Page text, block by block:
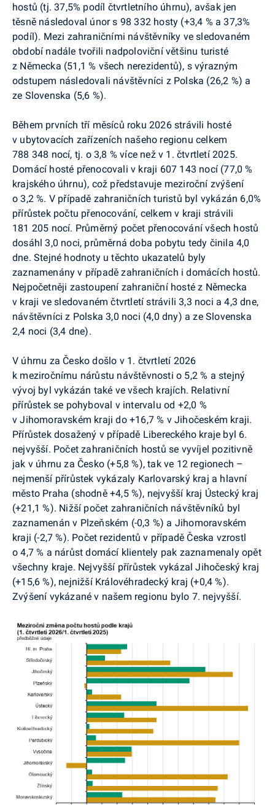
hostů (tj. 37,5% podíl čtvrtletního úhrnu), avšak jen
těsně následoval únor s 98 332 hosty (+3,4 % a 37,3%
podíl). Mezi zahraničními návštěvníky ve sledovaném
období nadále tvořili nadpoloviční většinu turisté
z Německa (51,1 % všech nerezidentů), s výrazným
odstupem následovali návštěvníci z Polska (26,2 %) a
ze Slovenska (5,6 %).
Během prvních tří měsíců roku 2026 strávili hosté
v ubytovacích zařízeních našeho regionu celkem
788 348 nocí, tj. o 3,8 % více než v 1. čtvrtletí 2025.
Domácí hosté přenocovali v kraji 607 143 nocí (77,0 %
krajského úhrnu), což představuje meziroční zvýšení
o 3,2 %. V případě zahraničních turistů byl vykázán 6,0%
přírůstek počtu přenocování, celkem v kraji strávili
181 205 nocí. Průměrný počet přenocování všech hostů
dosáhl 3,0 noci, průměrná doba pobytu tedy činila 4,0
dne. Stejné hodnoty u těchto ukazatelů byly
zaznamenány v případě zahraničních i domácích hostů.
Nejpočetněji zastoupení zahraniční hosté z Německa
v kraji ve sledovaném čtvrtletí strávili 3,3 noci a 4,3 dne,
návštěvníci z Polska 3,0 noci (4,0 dny) a ze Slovenska
2,4 noci (3,4 dne).
V úhrnu za Česko došlo v 1. čtvrtletí 2026
k meziročnímu nárůstu návštěvnosti o 5,2 % a stejný
vývoj byl vykázán také ve všech krajích. Relativní
přírůstek se pohyboval v intervalu od +2,0 %
v Jihomoravském kraji do +16,7 % v Jihočeském kraji.
Přírůstek dosažený v případě Libereckého kraje byl 6.
nejvyšší. Počet zahraničních hostů se vyvíjel pozitivně
jak v úhrnu za Česko (+5,8 %), tak ve 12 regionech –
nejmenší přírůstek vykázaly Karlovarský kraj a hlavní
město Praha (shodně +4,5 %), nejvyšší kraj Ústecký kraj
(+21,1 %). Nižší počet zahraničních návštěvníků byl
zaznamenán v Plzeňském (-0,3 %) a Jihomoravském
kraji (-2,7 %). Počet rezidentů v případě Česka vzrostl
o 4,7 % a nárůst domácí klientely pak zaznamenaly opět
všechny kraje. Nejvyšší přírůstek vykázal Jihočeský kraj
(+15,6 %), nejnižší Královéhradecký kraj (+0,4 %).
Zvýšení vykázané v našem regionu bylo 7. nejvyšší.